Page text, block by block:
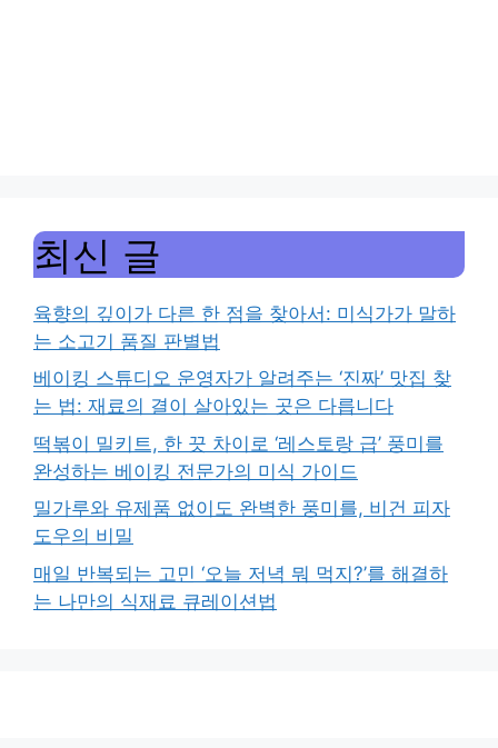
최신 글
육향의 깊이가 다른 한 점을 찾아서: 미식가가 말하
는 소고기 품질 판별법
베이킹 스튜디오 운영자가 알려주는 ‘진짜’ 맛집 찾
는 법: 재료의 결이 살아있는 곳은 다릅니다
떡볶이 밀키트, 한 끗 차이로 ‘레스토랑 급’ 풍미를
완성하는 베이킹 전문가의 미식 가이드
밀가루와 유제품 없이도 완벽한 풍미를, 비건 피자
도우의 비밀
매일 반복되는 고민 ‘오늘 저녁 뭐 먹지?’를 해결하
는 나만의 식재료 큐레이션법